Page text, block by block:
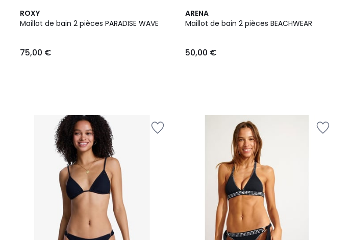
ROXY
Maillot de bain 2 pièces PARADISE WAVE
75,00 €
ARENA
Maillot de bain 2 pièces BEACHWEAR
50,00 €